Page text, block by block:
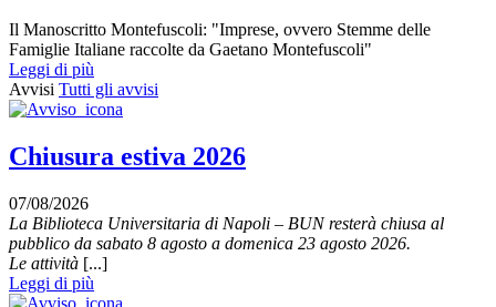
Il Manoscritto Montefuscoli: "Imprese, ovvero Stemme delle
Famiglie Italiane raccolte da Gaetano Montefuscoli"
Leggi di più
Avvisi Tutti gli avvisi
Chiusura estiva 2026
07/08/2026
La Biblioteca Universitaria di Napoli – BUN resterà chiusa al
pubblico da sabato 8 agosto a domenica 23 agosto 2026.
Le attività [...]
Leggi di più